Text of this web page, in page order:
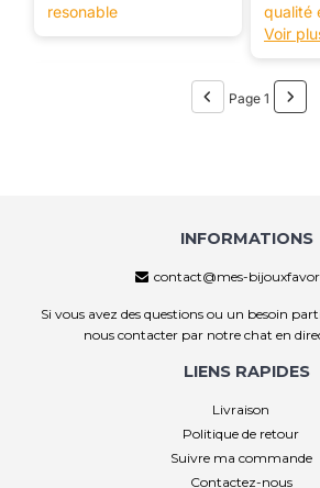
resonable
qualité
qualité
Je suis
Voir
Page 1
INFORMATIONS
contact@mes-
Si vous avez des questions ou un besoin
nous contacter par notre chat en
LIENS RAPIDES
Livraison
Politique de retour
Suivre ma commande
Contactez-nous